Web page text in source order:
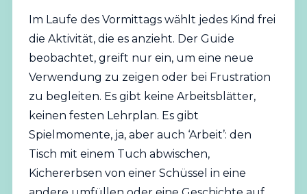
Im Laufe des Vormittags wählt jedes Kind frei
die Aktivität, die es anzieht. Der Guide
beobachtet, greift nur ein, um eine neue
Verwendung zu zeigen oder bei Frustration
zu begleiten. Es gibt keine Arbeitsblätter,
keinen festen Lehrplan. Es gibt
Spielmomente, ja, aber auch ‘Arbeit’: den
Tisch mit einem Tuch abwischen,
Kichererbsen von einer Schüssel in eine